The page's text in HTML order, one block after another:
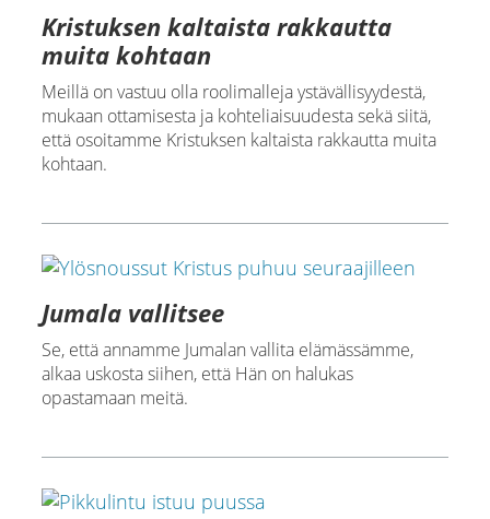
Kristuksen kaltaista rakkautta
muita kohtaan
Meillä on vastuu olla roolimalleja ystävällisyydestä,
mukaan ottamisesta ja kohteliaisuudesta sekä siitä,
että osoitamme Kristuksen kaltaista rakkautta muita
kohtaan.
Jumala vallitsee
Se, että annamme Jumalan vallita elämässämme,
alkaa uskosta siihen, että Hän on halukas
opastamaan meitä.